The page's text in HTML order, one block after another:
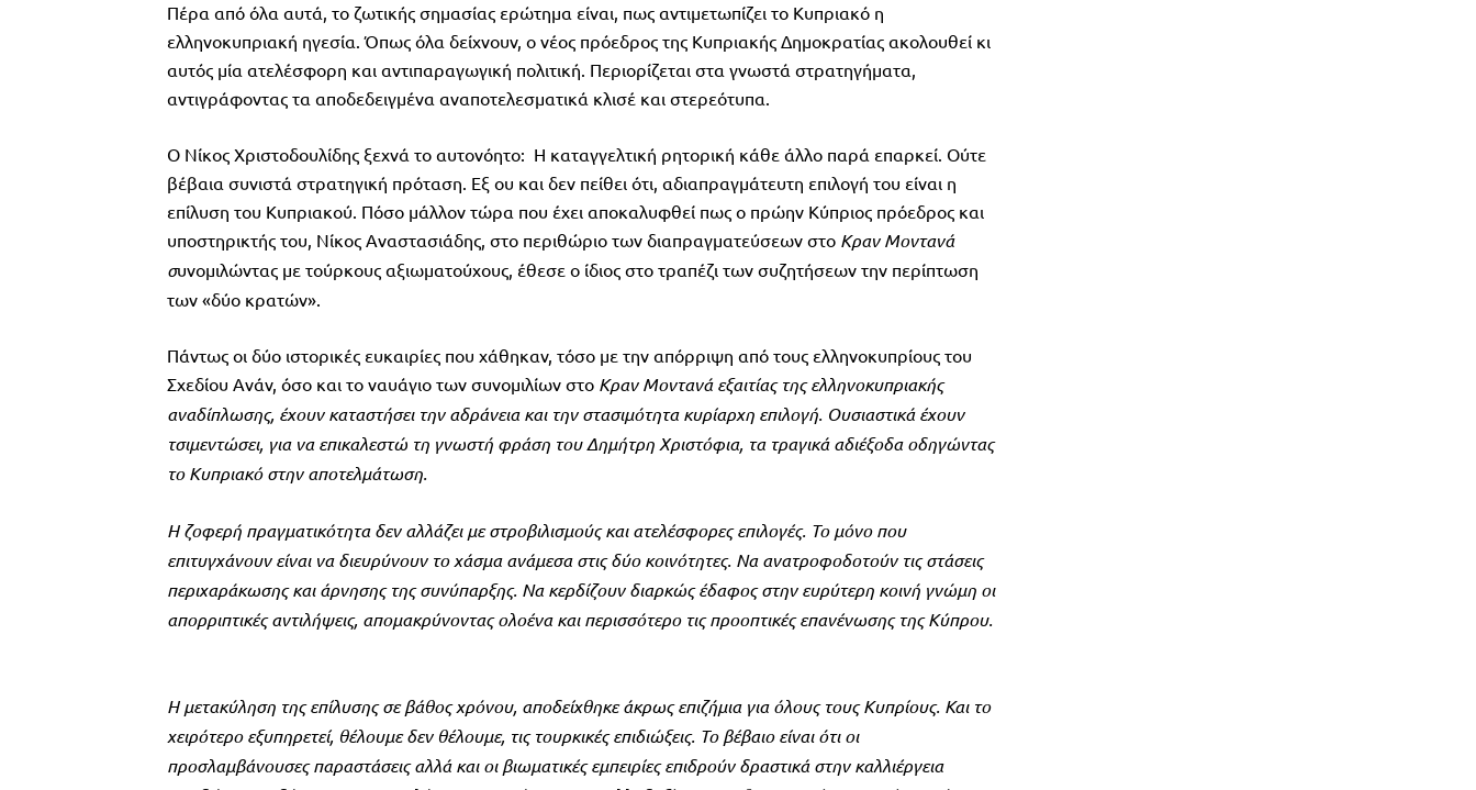
Πέρα από όλα αυτά, το ζωτικής σημασίας ερώτημα είναι, πως αντιμετωπίζει το Κυπριακό η
ελληνοκυπριακή ηγεσία. Όπως όλα δείχνουν, ο νέος πρόεδρος της Κυπριακής Δημοκρατίας ακολουθεί κι
αυτός μία ατελέσφορη και αντιπαραγωγική πολιτική. Περιορίζεται στα γνωστά στρατηγήματα,
αντιγράφοντας τα αποδεδειγμένα αναποτελεσματικά κλισέ και στερεότυπα.
Ο Νίκος Χριστοδουλίδης ξεχνά το αυτονόητο: Η καταγγελτική ρητορική κάθε άλλο παρά επαρκεί. Ούτε
βέβαια συνιστά στρατηγική πρόταση. Εξ ου και δεν πείθει ότι, αδιαπραγμάτευτη επιλογή του είναι η
επίλυση του Κυπριακού. Πόσο μάλλον τώρα που έχει αποκαλυφθεί πως ο πρώην Κύπριος πρόεδρος και
υποστηρικτής του, Νίκος Αναστασιάδης, στο περιθώριο των διαπραγματεύσεων στο Κραν Μοντανά
συνομιλώντας με τούρκους αξιωματούχους, έθεσε ο ίδιος στο τραπέζι των συζητήσεων την περίπτωση
των «δύο κρατών».
Πάντως οι δύο ιστορικές ευκαιρίες που χάθηκαν, τόσο με την απόρριψη από τους ελληνοκυπρίους του
Σχεδίου Ανάν, όσο και το ναυάγιο των συνομιλίων στο Κραν Μοντανά εξαιτίας της ελληνοκυπριακής
αναδίπλωσης, έχουν καταστήσει την αδράνεια και την στασιμότητα κυρίαρχη επιλογή. Ουσιαστικά έχουν
τσιμεντώσει, για να επικαλεστώ τη γνωστή φράση του Δημήτρη Χριστόφια, τα τραγικά αδιέξοδα οδηγώντας
το Κυπριακό στην αποτελμάτωση.
Η ζοφερή πραγματικότητα δεν αλλάζει με στροβιλισμούς και ατελέσφορες επιλογές. Το μόνο που
επιτυγχάνουν είναι να διευρύνουν το χάσμα ανάμεσα στις δύο κοινότητες. Να ανατροφοδοτούν τις στάσεις
περιχαράκωσης και άρνησης της συνύπαρξης. Να κερδίζουν διαρκώς έδαφος στην ευρύτερη κοινή γνώμη οι
απορριπτικές αντιλήψεις, απομακρύνοντας ολοένα και περισσότερο τις προοπτικές επανένωσης της Κύπρου.
Η μετακύληση της επίλυσης σε βάθος χρόνου, αποδείχθηκε άκρως επιζήμια για όλους τους Κυπρίους. Και το
χειρότερο εξυπηρετεί, θέλουμε δεν θέλουμε, τις τουρκικές επιδιώξεις. Το βέβαιο είναι ότι οι
προσλαμβάνουσες παραστάσεις αλλά και οι βιωματικές εμπειρίες επιδρούν δραστικά στην καλλιέργεια